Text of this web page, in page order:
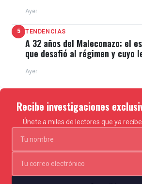
Ayer
5 TENDENCIAS
A 32 años del Maleconazo: el
que desafió al régimen y cuyo
Ayer
Recibe investigaciones
Únete a miles de lectores que ya